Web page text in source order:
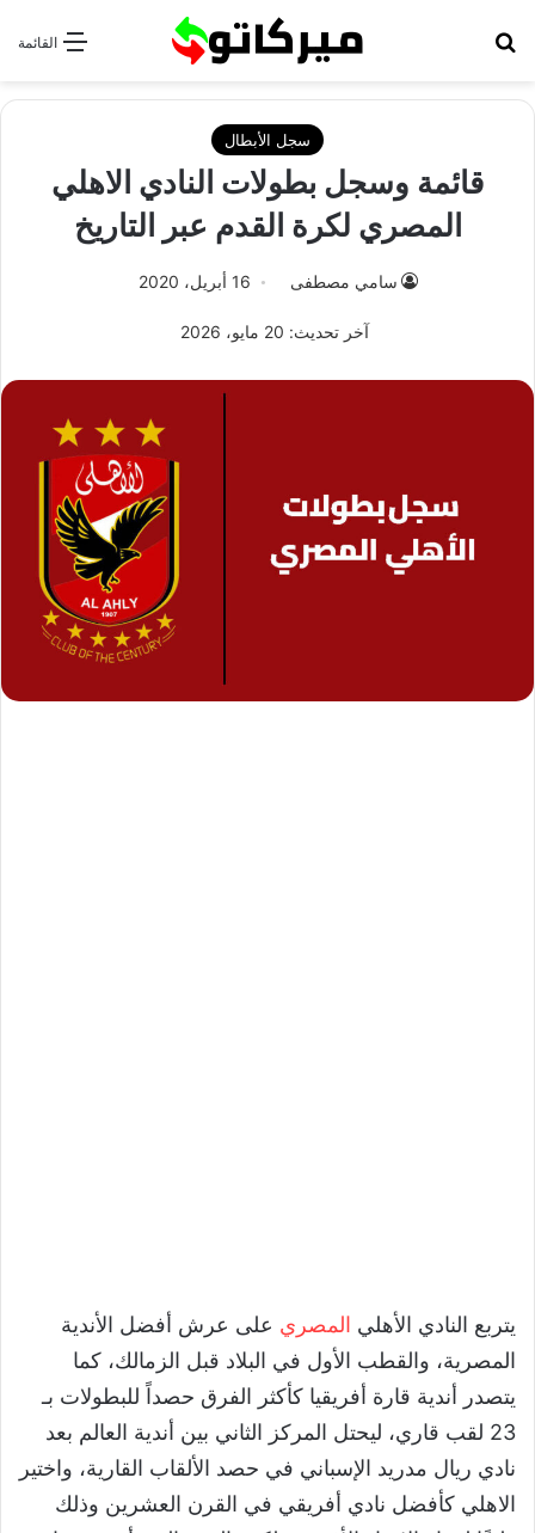
القائمة
سجل الأبطال
قائمة وسجل بطولات النادي الاهلي
المصري لكرة القدم عبر التاريخ
سامي مصطفى 16 أبريل، 2020
آخر تحديث: 20 مايو، 2026
يتربع النادي الأهلي المصري على عرش أفضل الأندية
المصرية، والقطب الأول في البلاد قبل الزمالك، كما
يتصدر أندية قارة أفريقيا كأكثر الفرق حصداً للبطولات بـ
23 لقب قاري، ليحتل المركز الثاني بين أندية العالم بعد
نادي ريال مدريد الإسباني في حصد الألقاب القارية، واختير
الاهلي كأفضل نادي أفريقي في القرن العشرين وذلك